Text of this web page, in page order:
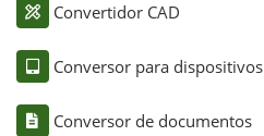
Convertidor CAD
Conversor para dispositivos
Conversor de documentos